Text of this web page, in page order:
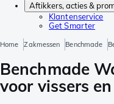
Aftikkers, acties &
Klantenservice
Get Smarter
Home Zakmessen Benchmade
Benchmade
voor vissers